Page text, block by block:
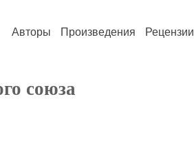
Авторы Произведения Рецензии
союза